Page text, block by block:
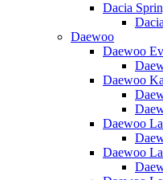
Dacia
Daewoo
Daewoo
Daewoo
Daewoo
Daewoo